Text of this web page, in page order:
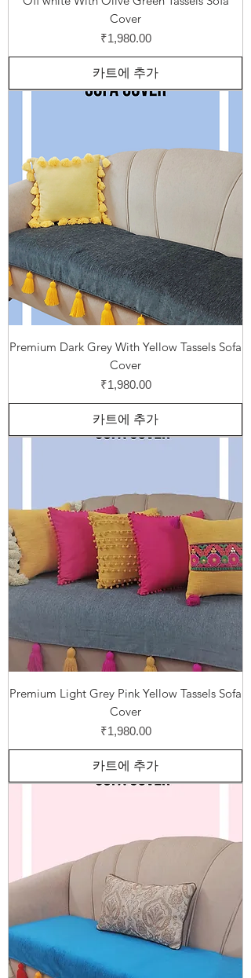
Cover
가격
₹1,980.00
카트에 추가
Premium Dark Grey With Yellow Tassels Sofa
Cover
가격
₹1,980.00
카트에 추가
Premium Light Grey Pink Yellow Tassels Sofa
Cover
가격
₹1,980.00
카트에 추가